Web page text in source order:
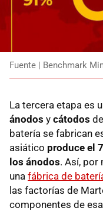
Fuente | Benchmark
La tercera etapa es
ánodos y cátodos
batería se fabrican
asiático produce el
los ánodos. Así, por
una fábrica de
las factorías de
componentes de